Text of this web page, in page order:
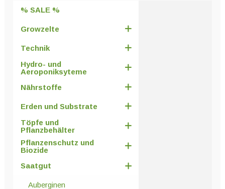
% SALE %
Growzelte
Technik
Hydro- und
Aeroponiksyteme
Nährstoffe
Erden und Substrate
Töpfe und
Pflanzbehälter
Pflanzenschutz und
Biozide
Saatgut
Auberginen